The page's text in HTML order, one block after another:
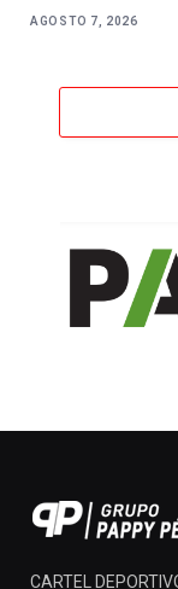
AGOSTO 7, 2026
CARTEL